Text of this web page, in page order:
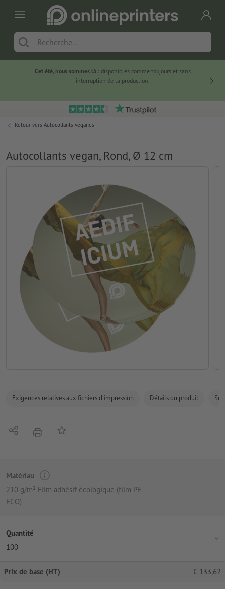
Cet été, nous sommes là :disponibles comme toujours et sans
interruption de la production.
Retour vers Autocollants véganes
Autocollants vegan, Rond, Ø 12 cm
Exigences relatives aux fichiers d'impression Détails du produit
PartagerimprimerAjouter à liste d'article
Matériau
210 g/m² Film adhésif écologique (film PE
ECO)
Quantité
100
Prix de base (HT) € 133,62